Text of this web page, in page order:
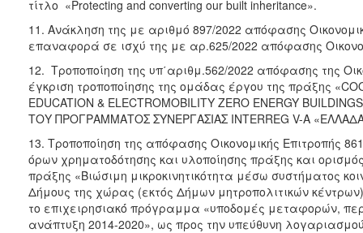
τίτλο «Protecting and converting our built inheritance».
11. Ανάκληση της με αριθμό 897/2022 απόφασης
επαναφορά σε ισχύ της με αρ.625/2022 απόφασης
12. Τροποποίηση της υπ΄αριθμ.562/2022 απόφασης της
έγκριση τροποποίησης της ομάδας έργου της πράξης
EDUCATION & ELECTROMOBILITY ZERO ENERGY
ΤΟΥ ΠΡΟΓΡΑΜΜΑΤΟΣ ΣΥΝΕΡΓΑΣΙΑΣ INTERREG V-Α
13. Τροποποίηση της απόφασης Οικονομικής Επιτροπής
όρων χρηματοδότησης και υλοποίησης πράξης και
πράξης «Βιώσιμη μικροκινητικότητα μέσω συστήματος
Δήμους της χώρας (εκτός Δήμων μητροπολιτικών
το επιχειρησιακό́ πρόγραμμα «υποδομές μεταφορών,
ανάπτυξη 2014-2020», ως προς την υπεύθυνη